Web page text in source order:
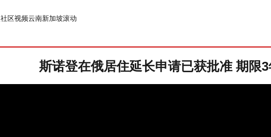
社区视频云南新加坡滚动
斯诺登在俄居住延长申请已获批准 期限